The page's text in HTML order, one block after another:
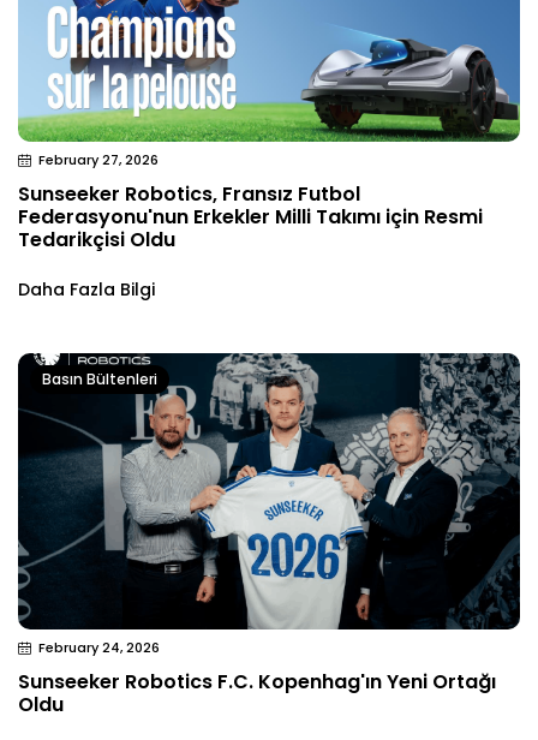
February 27, 2026
Sunseeker Robotics, Fransız Futbol
Federasyonu'nun Erkekler Milli Takımı için Resmi
Tedarikçisi Oldu
Daha Fazla Bilgi
Basın Bültenleri
February 24, 2026
Sunseeker Robotics F.C. Kopenhag'ın Yeni Ortağı
Oldu